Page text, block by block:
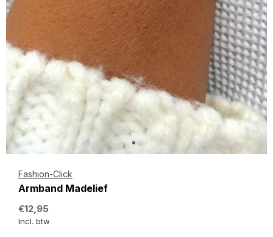
Fashion-Click
Armband Madelief
€12,95
Incl. btw